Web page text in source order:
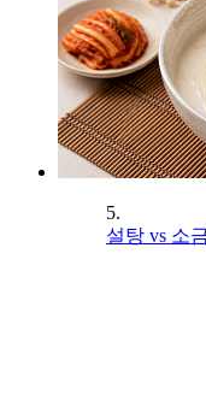
5.
설탕 vs 소